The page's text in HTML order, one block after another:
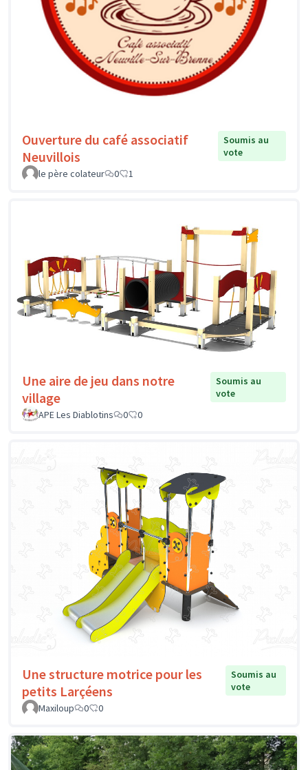
Ouverture du café associatif
Neuvillois
Soumis au
vote
le père colateur
0 1
Une aire de jeu dans notre
village
Soumis au
vote
APE Les Diablotins
0 0
Une structure motrice pour les
petits Larçéens
Soumis au
vote
Maxiloup
0 0